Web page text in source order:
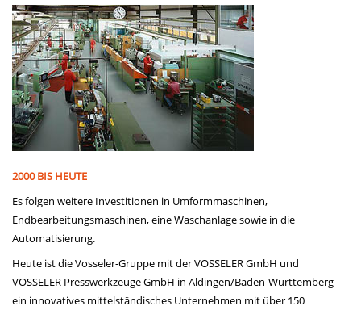
2000 BIS HEUTE
Es folgen weitere Investitionen in Umformmaschinen,
Endbearbeitungsmaschinen, eine Waschanlage sowie in die
Automatisierung.
Heute ist die Vosseler-Gruppe mit der VOSSELER GmbH und
VOSSELER Presswerkzeuge GmbH in Aldingen/Baden-Württemberg
ein innovatives mittelständisches Unternehmen mit über 150